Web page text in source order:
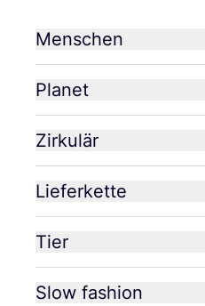
Menschen
Planet
Zirkulär
Lieferkette
Tier
Slow fashion